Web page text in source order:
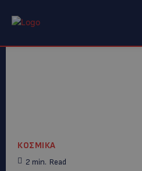
ΚΟΣΜΙΚΑ
2 min. Read